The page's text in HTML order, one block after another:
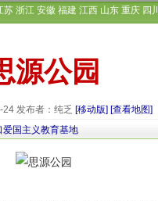
苏 浙江 安徽 福建 江西 山东 重庆 四川
源公园
发布者：纯乏 [移动版] [查看地图]
爱国主义教育基地